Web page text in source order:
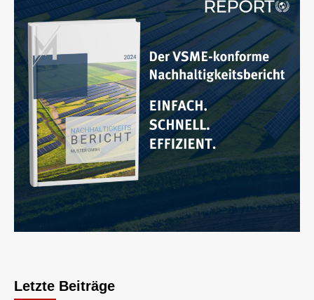
Letzte Beiträge